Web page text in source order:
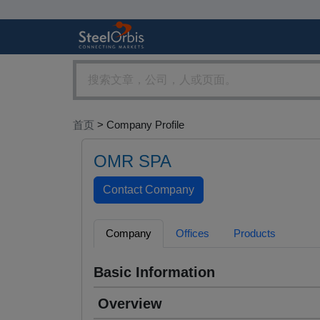
首页 > Company Profile
OMR SPA
Company Offices Products
Basic Information
Overview